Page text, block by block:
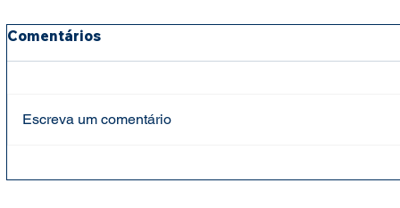
Comentários
Escreva um comentário